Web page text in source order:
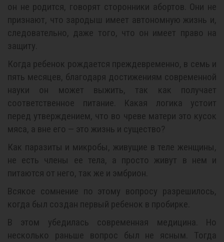
он не родится, говорят сторонники абортов. Они не
признают, что зародыш имеет автономную жизнь и,
следовательно, даже того, что он имеет право на
защиту.
Когда ребенок рождается преждевременно, в семь и
пять месяцев, благодаря достижениям современной
науки он может выжить, так как получает
соответственное питание. Какая логика устоит
перед утверждением, что во чреве матери это кусок
мяса, а вне его — это жизнь и существо?
Как паразиты и микробы, живущие в теле женщины,
не есть члены ее тела, а просто живут в нем и
питаются от него, так же и эмбрион.
Всякое сомнение по этому вопросу разрешилось,
когда был создан первый ребенок в пробирке.
В этом убедилась современная медицина. Но
несколько раньше вопрос был не ясным. Тогда